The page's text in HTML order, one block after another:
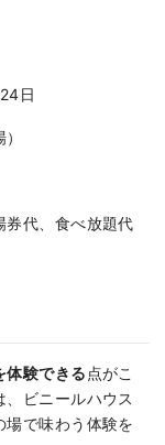
日
券代、食べ放題代
体験できる 点がこ
ビニールハウス
場で味わう体験を